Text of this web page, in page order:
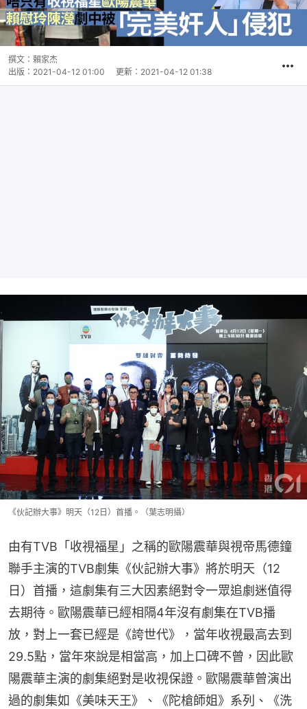
撰文： 賴家杰
出版： 2021-04-12 01:00 更新： 2021-04-12 01:38
《伙記辦大事》明天（12日）首播。（葉志明攝）
由有TVB「收視福星」之稱的歐陽震華與視帝馬德鐘
聯手主演的TVB劇集《伙記辦大事》將於明天（12
日）首播，這劇集有三大因素絕對令一眾追劇迷值得
去期待。歐陽震華已經相隔4年沒有劇集在TVB播
放，對上一套已經是《誇世代》，當年收視最高去到
29.5點，當年來說是相當高，加上口碑不曾，因此歐
陽震華主演的劇集絕對是收視保證。歐陽震華曾演出
過的劇集如《美味天王》、《陀槍師姐》系列、《洗